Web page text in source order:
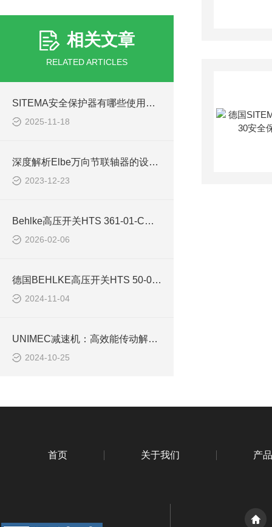
相关文章
RELATED ARTICLES
SITEMA安全保护器有哪些使用注意事项
2025-11-18
深度解析Elbe万向节联轴器的设计原理与工作机制
2023-12-23
Behlke高压开关HTS 361-01-C适用于静电脉冲控制
2026-02-06
德国BEHLKE高压开关HTS 50-05简化了安装过程
2024-11-04
UNIMEC减速机：高效能传动解决方案的先锋
2024-10-25
首页 关于我们 产